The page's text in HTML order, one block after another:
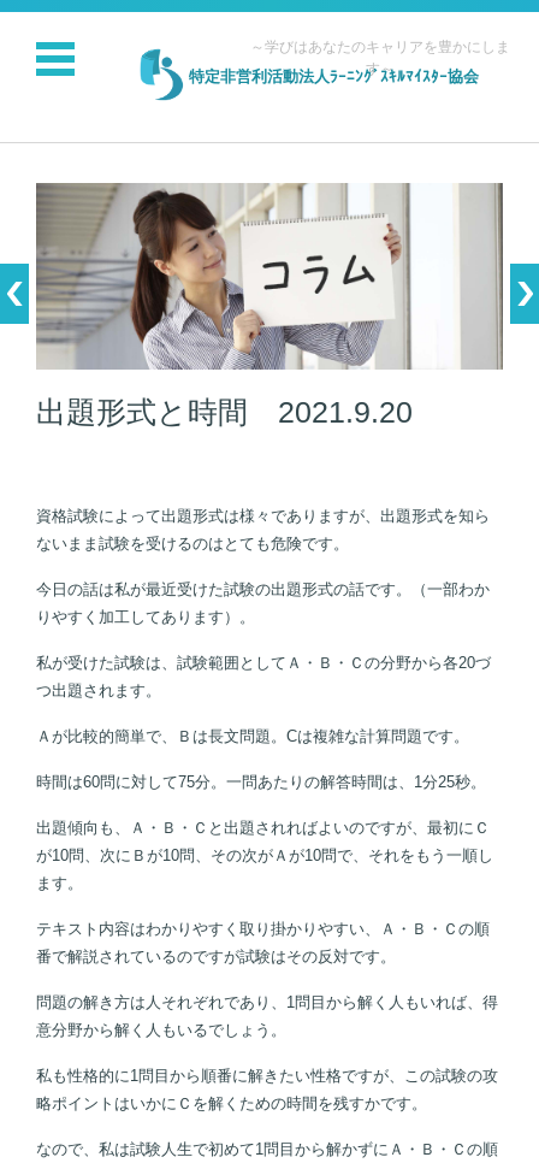
特定非営利活動法人ﾗｰﾆﾝｸﾞｽｷﾙﾏｲｽﾀｰ協会
～学びはあなたのキャリアを豊かにしま
す～
コンテンツに移動
出題形式と時間 2021.9.20
資格試験によって出題形式は様々でありますが、出題形式を知ら
ないまま試験を受けるのはとても危険です。
今日の話は私が最近受けた試験の出題形式の話です。（一部わか
りやすく加工してあります）。
私が受けた試験は、試験範囲としてＡ・Ｂ・Ｃの分野から各20づ
つ出題されます。
Ａが比較的簡単で、Ｂは長文問題。Cは複雑な計算問題です。
時間は60問に対して75分。一問あたりの解答時間は、1分25秒。
出題傾向も、Ａ・Ｂ・Ｃと出題されればよいのですが、最初にＣ
が10問、次にＢが10問、その次がＡが10問で、それをもう一順し
ます。
テキスト内容はわかりやすく取り掛かりやすい、Ａ・Ｂ・Ｃの順
番で解説されているのですが試験はその反対です。
問題の解き方は人それぞれであり、1問目から解く人もいれば、得
意分野から解く人もいるでしょう。
私も性格的に1問目から順番に解きたい性格ですが、この試験の攻
略ポイントはいかにＣを解くための時間を残すかです。
なので、私は試験人生で初めて1問目から解かずにＡ・Ｂ・Ｃの順